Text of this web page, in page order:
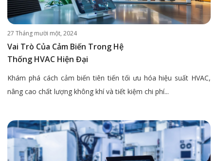
27 Tháng mười một, 2024
Vai Trò Của Cảm Biến Trong Hệ
Thống HVAC Hiện Đại
Khám phá cách cảm biến tiên tiến tối ưu hóa hiệu suất HVAC,
nâng cao chất lượng không khí và tiết kiệm chi phí...